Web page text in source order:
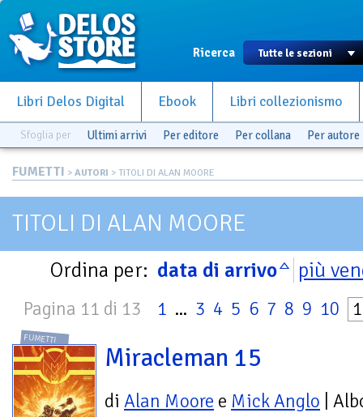
Ricerca
Libri Delos Digital Ebook Libri collezionismo
Sfoglia per Ultimi arrivi Per editore Per collana Per autore
FUMETTI > AUTORI > TITOLI DI ALAN MOORE
TITOLI DI ALAN MOORE
Ordina per: data di arrivo più
Pagina 11 di 13 1 ... 3 4 5 6 7 8 9 10
FUMETTI
Miracleman 15
di Alan Moore e Mick Anglo |